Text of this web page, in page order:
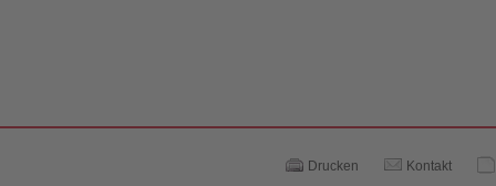
Drucken Kontakt